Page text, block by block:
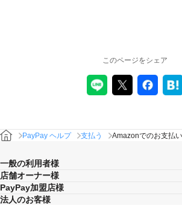
このページをシェア
PayPay ヘルプ 支払う Amazonでのお支払
一般の利用者様
店舗オーナー様
PayPay加盟店様
法人のお客様